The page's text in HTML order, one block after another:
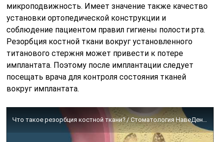
микроподвижность. Имеет значение также качество
установки ортопедической конструкции и
соблюдение пациентом правил гигиены полости рта.
Резорбция костной ткани вокруг установленного
титанового стержня может привести к потере
имплантата. Поэтому после имплантации следует
посещать врача для контроля состояния тканей
вокруг имплантата.
Что такое резорбция костной ткани? / Стоматология НавеДент в Путилково